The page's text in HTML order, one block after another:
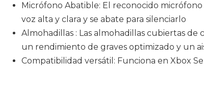
Micrófono Abatible: El reconocido
voz alta y clara y se abate para silenciarlo
Almohadillas : Las almohadillas cubiertas
un rendimiento de graves optimizado y un
Compatibilidad versátil: Funciona en Xbox